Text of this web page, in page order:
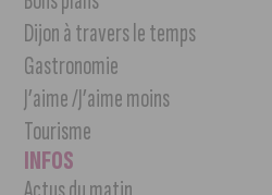
Dijon à travers le temps
Gastronomie
J’aime /J’aime moins
Tourisme
INFOS